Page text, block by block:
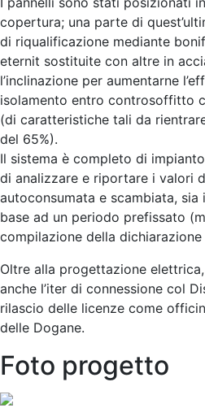
copertura; una parte di
di riqualificazione mediante
eternit sostituite con altre in
l’inclinazione per aumentarne
isolamento entro controsoffitto
(di caratteristiche tali da
del 65%).
Il sistema è completo di
di analizzare e riportare i valori
autoconsumata e scambiata, sia
base ad un periodo prefissato
compilazione della
Oltre alla progettazione
anche l’iter di connessione col
rilascio delle licenze come
delle Dogane.
Foto progetto